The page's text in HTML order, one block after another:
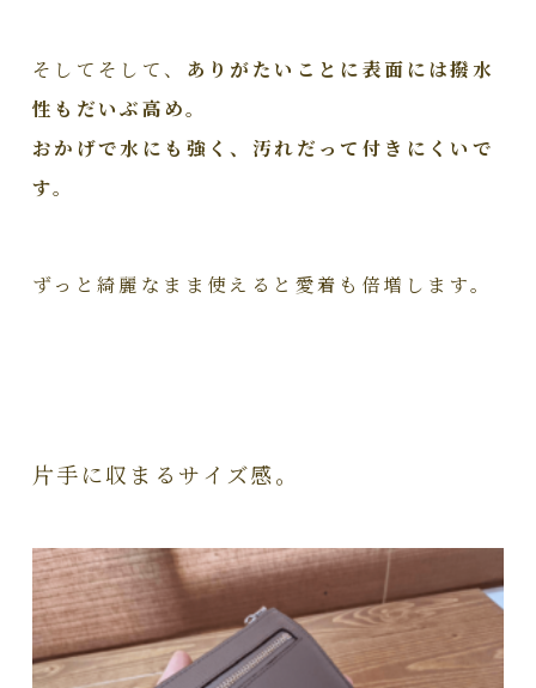
そしてそして、 ありがたいことに表面には撥水
性もだいぶ高め。
おかげで水にも強く、汚れだって付きにくいで
す。
ずっと綺麗なまま使えると愛着も倍増します。
片手に収まるサイズ感。